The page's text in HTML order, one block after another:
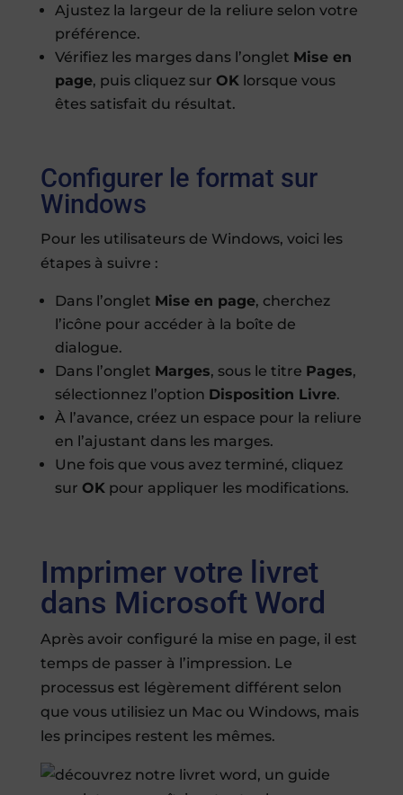
Ajustez la largeur de la reliure selon votre
préférence.
Vérifiez les marges dans l’onglet Mise en
page, puis cliquez sur OK lorsque vous
êtes satisfait du résultat.
Configurer le format sur
Windows
Pour les utilisateurs de Windows, voici les
étapes à suivre :
Dans l’onglet Mise en page, cherchez
l’icône pour accéder à la boîte de
dialogue.
Dans l’onglet Marges, sous le titre Pages,
sélectionnez l’option Disposition Livre.
À l’avance, créez un espace pour la reliure
en l’ajustant dans les marges.
Une fois que vous avez terminé, cliquez
sur OK pour appliquer les modifications.
Imprimer votre livret
dans Microsoft Word
Après avoir configuré la mise en page, il est
temps de passer à l’impression. Le
processus est légèrement différent selon
que vous utilisiez un Mac ou Windows, mais
les principes restent les mêmes.